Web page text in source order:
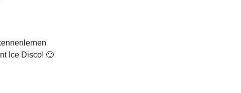
Ice Disco! 🙂